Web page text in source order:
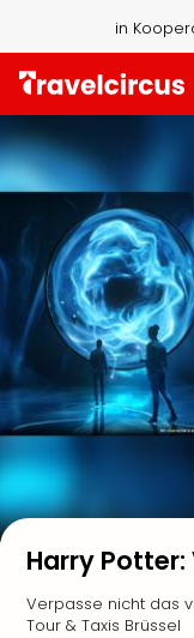
in
Harry
Verpasse nicht das
Tour & Taxis Brüssel